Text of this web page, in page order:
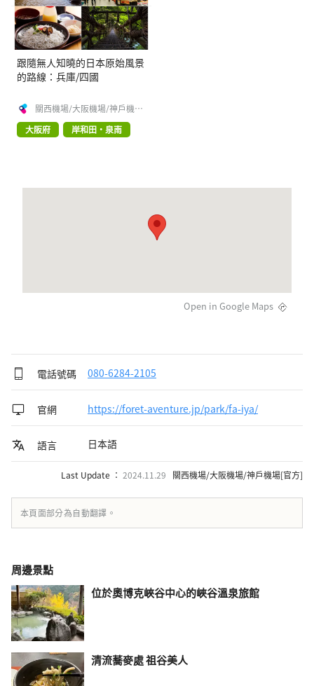
跟隨無人知曉的日本原始風景
的路線：兵庫/四國
關西機場/大阪機場/神戶機場
[官方]
大阪府
岸和田・泉南
Open in Google Maps
電話號碼 080-6284-2105
官網 https://foret-aventure.jp/park/fa-iya/
語言 日本語
Last Update ： 2024.11.29 關西機場/大阪機場/神戶機場[官方]
本頁面部分為自動翻譯。
周邊景點
位於奧博克峽谷中心的峽谷溫泉旅館
清流蕎麥處 祖谷美人